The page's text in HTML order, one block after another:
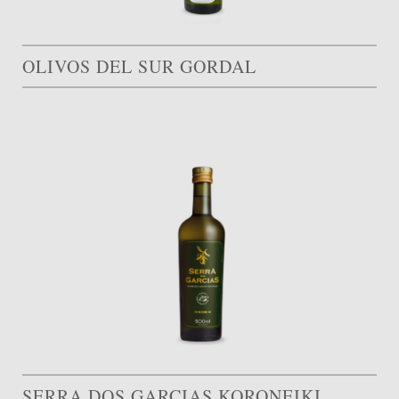
OLIVOS DEL SUR GORDAL